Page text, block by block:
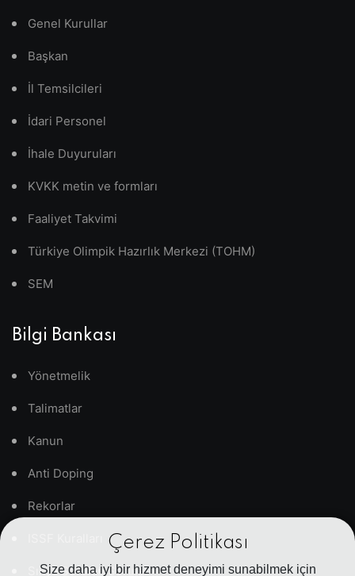
Çerez Politikası
Size daha iyi bir hizmet deneyimi sunabilmek için
Genel Kurullar
Başkan
İl Temsilcileri
İdari Personel
İhale Duyuruları
KVKK metin ve formları
Faaliyet Takvimi
Türkiye Olimpik Hazırlık Merkezi (TOHM)
SEM
Bilgi Bankası
Yönetmelik
Talimatlar
Kanun
Anti Doping
Rekorlar
Sıkça Sorulan Sorular